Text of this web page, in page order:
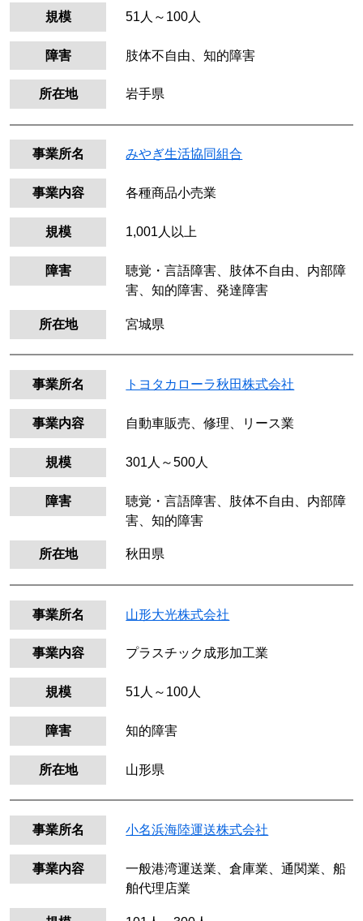
規模 51人～100人
障害 肢体不自由、知的障害
所在地 岩手県
事業所名 みやぎ生活協同組合
事業内容 各種商品小売業
規模 1,001人以上
障害
聴覚・言語障害、肢体不自由、内部障
害、知的障害、発達障害
所在地 宮城県
事業所名 トヨタカローラ秋田株式会社
事業内容 自動車販売、修理、リース業
規模 301人～500人
障害
聴覚・言語障害、肢体不自由、内部障
害、知的障害
所在地 秋田県
事業所名 山形大光株式会社
事業内容 プラスチック成形加工業
規模 51人～100人
障害 知的障害
所在地 山形県
事業所名 小名浜海陸運送株式会社
事業内容
一般港湾運送業、倉庫業、通関業、船
舶代理店業